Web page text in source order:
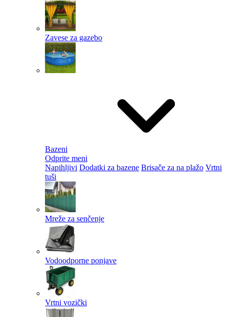
Zavese za gazebo
Bazeni
Odprite meni
Napihljivi Dodatki za bazene Brisače za na plažo Vrtni
tuši
Mreže za senčenje
Vodoodporne ponjave
Vrtni vozički